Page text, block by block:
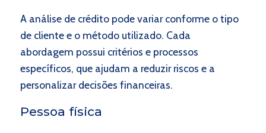
A análise de crédito pode variar conforme o tipo
de cliente e o método utilizado. Cada
abordagem possui critérios e processos
específicos, que ajudam a reduzir riscos e a
personalizar decisões financeiras.
Pessoa física